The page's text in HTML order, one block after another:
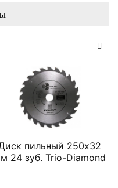
пильный 250х32
24 зуб. Trio-Diamond